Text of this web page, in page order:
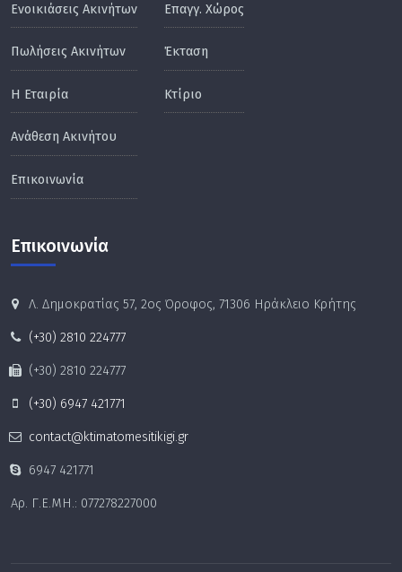
Ενοικιάσεις Ακινήτων
Πωλήσεις Ακινήτων
Η Εταιρία
Ανάθεση Ακινήτου
Επικοινωνία
Επαγγ. Χώρος
Έκταση
Κτίριο
Επικοινωνία
Λ. Δημοκρατίας 57, 2ος Όροφος, 71306 Ηράκλειο Κρήτης
(+30) 2810 224777
(+30) 2810 224777
(+30) 6947 421771
contact@ktimatomesitikigi.gr
6947 421771
Αρ. Γ.Ε.ΜΗ.: 077278227000